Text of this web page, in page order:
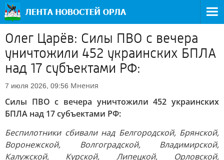
Олег Царёв: Силы ПВО с вечера
уничтожили 452 украинских БПЛА
над 17 субъектами РФ:
7 июля 2026, 09:56 Мнения
Силы ПВО с вечера уничтожили 452 украинских
БПЛА над 17 субъектами РФ:
Беспилотники сбивали над Белгородской, Брянской,
Воронежской, Волгоградской, Владимирской,
Калужской, Курской, Липецкой, Орловской,